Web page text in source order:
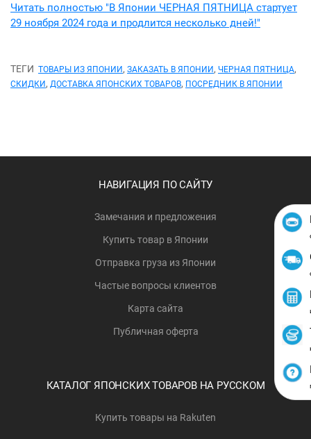
Читать полностью "В Японии ЧЕРНАЯ ПЯТНИЦА стартует
29 ноября 2024 года и продлится несколько дней!"
ТЕГИ ТОВАРЫ ИЗ ЯПОНИИ , ЗАКАЗАТЬ В ЯПОНИИ , ЧЕРНАЯ ПЯТНИЦА,
СКИДКИ , ДОСТАВКА ЯПОНСКИХ ТОВАРОВ, ПОСРЕДНИК В ЯПОНИИ
НАВИГАЦИЯ ПО САЙТУ
Замечания и предложения
Купить товар в Японии
Отправка груза из Японии
Частые вопросы клиентов
Карта сайта
Публичная оферта
КАТАЛОГ ЯПОНСКИХ ТОВАРОВ НА РУССКОМ
Купить товары на Rakuten